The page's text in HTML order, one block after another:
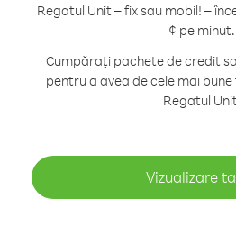
Regatul Unit – fix sau mobil! –
¢ pe minut.
Cumpărați pachete de credit
pentru a avea de cele mai
Regatul
Vizualizare